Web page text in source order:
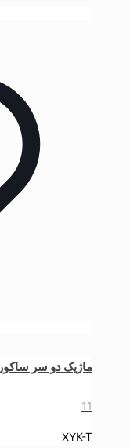
ماژیک دو سر ساکورا
11
XYK-T